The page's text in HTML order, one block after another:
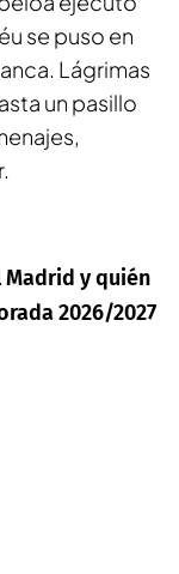
se puso en
Lágrimas
un pasillo
y quién
2026/2027